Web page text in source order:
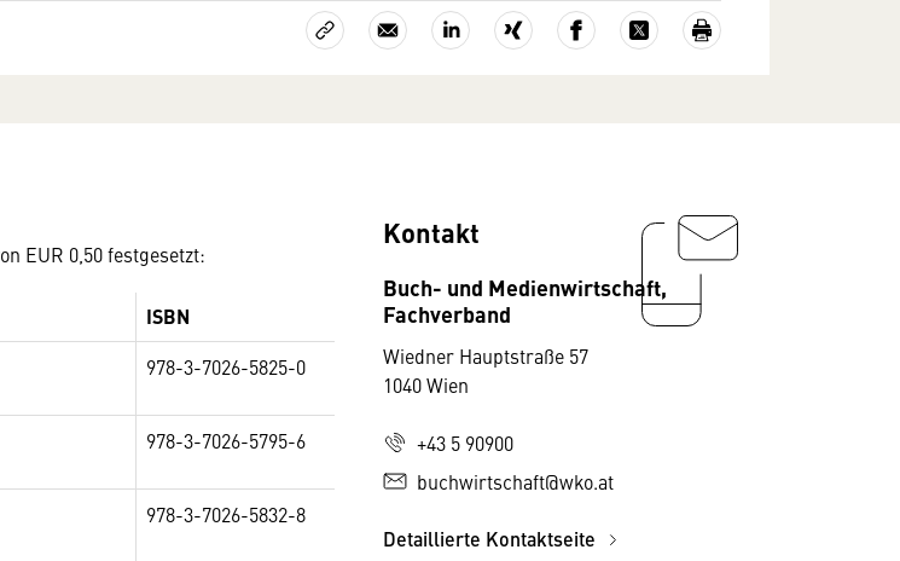
EUR 0,50 festgesetzt:
ISBN
978-3-7026-5825-0
978-3-7026-5795-6
978-3-7026-5832-8
Kontakt
Buch- und Medienwirtschaft,
Fachverband
Wiedner Hauptstraße 57
1040 Wien
+43 5 90900
buchwirtschaft@wko.at
Detaillierte Kontaktseite